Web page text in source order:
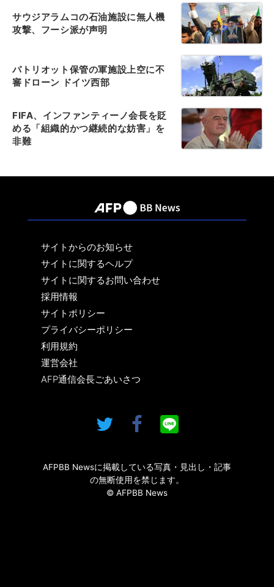
サウジアラムコの石油施設に無人機
攻撃、フーシ派が声明
パトリオット保管の軍施設上空に不
審ドローン ドイツ西部
FIFA、インファンティーノ会長を貶
める「組織的かつ継続的な妨害」を
非難
サイトからのお知らせ
サイトに関するヘルプ
サイトに関するお問い合わせ
採用情報
サイトポリシー
プライバシーポリシー
利用規約
運営会社
AFP通信会長ごあいさつ
AFPBB Newsに掲載している写真・見出し・記事
の無断使用を禁じます。
© AFPBB News